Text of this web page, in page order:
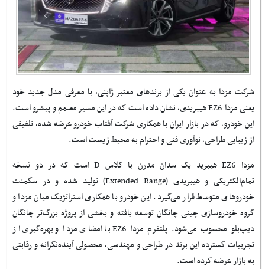
شرکت مزدا به عنوان یکی از برندهای معتبر ژاپنی، با معرفی مدل جدید خود
یعنی مزدا EZ6هیبریدی، نشان داده است که در این مسیر مصمم و پیشرو است.
این خودرو، که در بازار ایران با همکاری شرکت آفتاب خودرو عرضه شده، تلفیقی
از زیبایی طراحی، نوآوری فنی و احترام به محیط زیست است.
مزدا EZ6هیبرید یک سدان مدرن با کلاس Dاست که در دو نسخه
تمام‌الکتریکی و هیبریدی (Extended Range) تولید شده و در سگمنت
خودروهای متوسط قرار می‌گیرد. این خودرو با همکاری استراتژیک میان مزدا و
گروه خودروسازی چینی چانگان توسعه یافته و بخشی از پروژه بزرگ‌تر چانگان
دیپ‌بلو محسوب می‌شود. پلتفرم مزدا EZ6با امضای مزدا و بهره‌گیری از
تجربیات گسترده این برند در طراحی و مهندسی، محصولی آینده‌نگرانه و رقابتی
به بازار عرضه کرده است.